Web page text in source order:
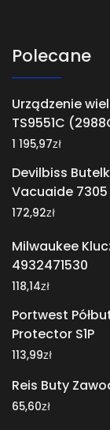
Polecane
Urządzenie
TS9551C
1 195,97zł
Devilbiss
Vacuaide 7305
172,92zł
Milwaukee
4932471530
118,14zł
Portwest
Protector S1P
113,99zł
Reis Buty
65,60zł